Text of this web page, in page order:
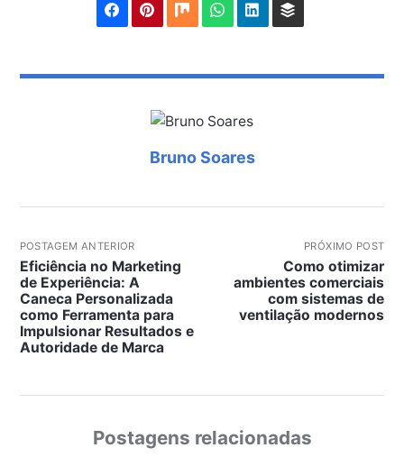
Bruno Soares
POSTAGEM ANTERIOR
Eficiência no Marketing
de Experiência: A
Caneca Personalizada
como Ferramenta para
Impulsionar Resultados e
Autoridade de Marca
PRÓXIMO POST
Como otimizar
ambientes comerciais
com sistemas de
ventilação modernos
Postagens relacionadas